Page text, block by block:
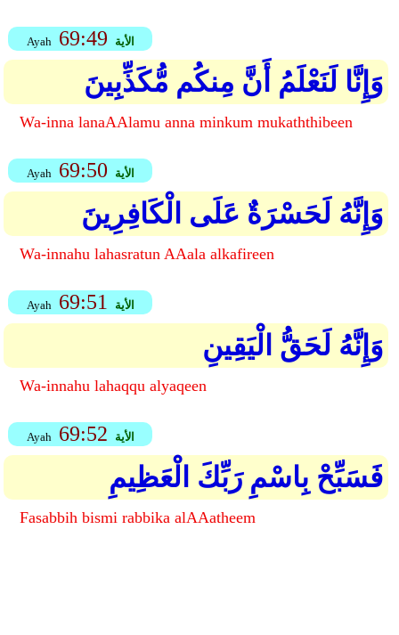
Ayah 69:49 الأية
وَإِنَّا لَنَعْلَمُ أَنَّ مِنكُم مُّكَذِّبِينَ
Wa-inna lanaAAlamu anna minkum mukaththibeen
Ayah 69:50 الأية
وَإِنَّهُ لَحَسْرَةٌ عَلَى الْكَافِرِينَ
Wa-innahu lahasratun AAala alkafireen
Ayah 69:51 الأية
وَإِنَّهُ لَحَقُّ الْيَقِينِ
Wa-innahu lahaqqu alyaqeen
Ayah 69:52 الأية
فَسَبِّحْ بِاسْمِ رَبِّكَ الْعَظِيمِ
Fasabbih bismi rabbika alAAatheem